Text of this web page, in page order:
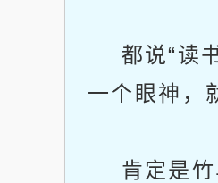
都说“读书
一个眼神，
肯定是竹